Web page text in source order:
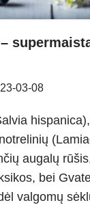
03-08
augalų
bei
valgomų